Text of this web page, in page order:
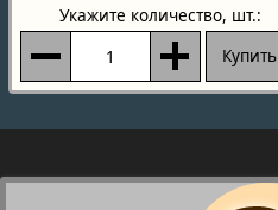
Укажите количество, шт.:
Купить